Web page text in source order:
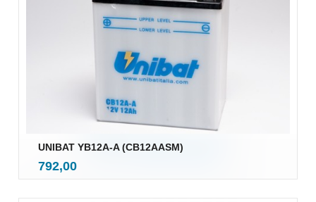
UNIBAT YB12A-A (CB12AASM)
Pris
792,00mva.